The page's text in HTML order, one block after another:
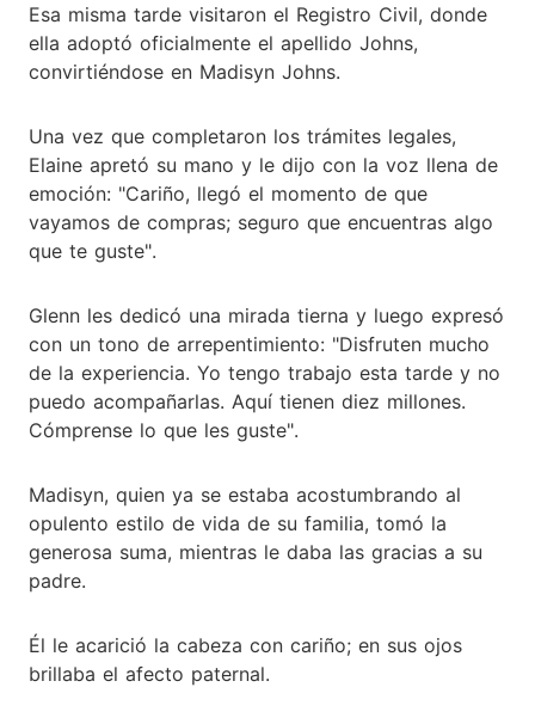
Esa misma tarde visitaron el Registro Civil, donde
ella adoptó oficialmente el apellido Johns,
convirtiéndose en Madisyn Johns.
Una vez que completaron los trámites legales,
Elaine apretó su mano y le dijo con la voz llena de
emoción: "Cariño, llegó el momento de que
vayamos de compras; seguro que encuentras algo
que te guste".
Glenn les dedicó una mirada tierna y luego expresó
con un tono de arrepentimiento: "Disfruten mucho
de la experiencia. Yo tengo trabajo esta tarde y no
puedo acompañarlas. Aquí tienen diez millones.
Cómprense lo que les guste".
Madisyn, quien ya se estaba acostumbrando al
opulento estilo de vida de su familia, tomó la
generosa suma, mientras le daba las gracias a su
padre.
Él le acarició la cabeza con cariño; en sus ojos
brillaba el afecto paternal.